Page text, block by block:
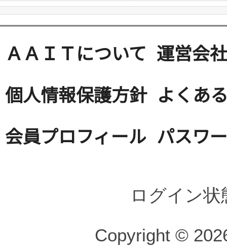
ＡＡＩＴについて 運営会社
個人情報保護方針 よくあ
会員プロフィール パスワ
ログイン
Copyright ©